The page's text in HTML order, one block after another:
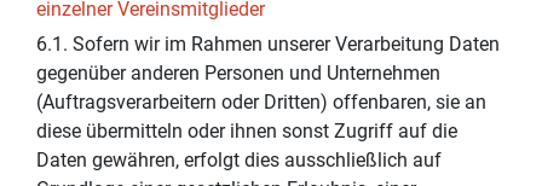
einzelner Vereinsmitglieder
6.1. Sofern wir im Rahmen unserer Verarbeitung Daten
gegenüber anderen Personen und Unternehmen
(Auftragsverarbeitern oder Dritten) offenbaren, sie an
diese übermitteln oder ihnen sonst Zugriff auf die
Daten gewähren, erfolgt dies ausschließlich auf